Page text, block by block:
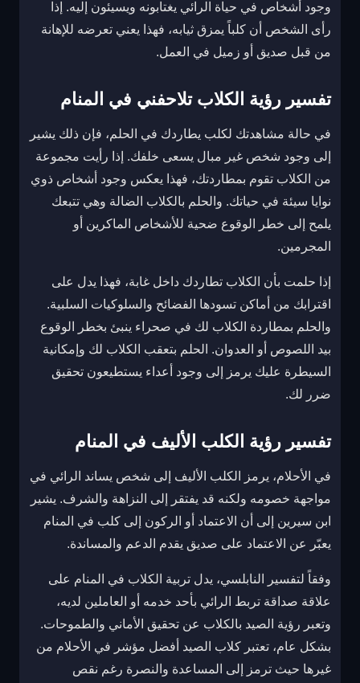
وجود أشخاص في حياة الرائي يغتابونه ويسيئون إليه. إذا
رأى الشخص أن كلباً يمزق ثيابه، فهذا يعني تعرضه للإهانة
من قبل صديق أو زميل في العمل.
تفسير رؤية الكلاب تلاحفني في المنام
في حالة مشاهدتك لكلب يطاردك في الحلم، فإن ذلك يشير
إلى وجود شخص غير مبال يسعى خلفك. إذا رأيت مجموعة
من الكلاب تقوم بمطاردتك، فهذا يعكس وجود أشخاص ذوي
نوايا سيئة في حياتك. والحلم بالكلاب الضالة وهي تتبعك
يلمح إلى خطر الوقوع ضحية للأشخاص الماكرين أو
المجرمين.
إذا حلمت بأن الكلاب تطاردك داخل غابة، فهذا يدل على
اقترابك من أماكن تسودها الفضائح والسلوكيات السلبية.
والحلم بمطاردة الكلاب لك في صحراء ينبئ بخطر الوقوع
بيد اللصوص أو العدوان. الحلم بتعقب الكلاب لك وإمكانية
السيطرة عليك يرمز إلى وجود أعداء يستطيعون تحقيق
ضرر لك.
تفسير رؤية الكلب الأليف في المنام
في الأحلام، يرمز الكلب الأليف إلى شخص يساند الرائي في
مواجهة خصومه ولكنه قد يفتقر إلى النزاهة والشرف. يشير
ابن سيرين إلى أن الاعتماد أو الركون إلى كلب في المنام
يعبّر عن الاعتماد على صديق يقدم الدعم والمساندة.
وفقاً لتفسير النابلسي، يدل تربية الكلاب في المنام على
علاقة صداقة تربط الرائي بأحد خدمه أو العاملين لديه،
وتعبر رؤية الصيد بالكلاب عن تحقيق الأماني والطموحات.
بشكل عام، تعتبر كلاب الصيد أفضل مؤشر في الأحلام من
غيرها حيث ترمز إلى المساعدة والنصرة رغم نقص